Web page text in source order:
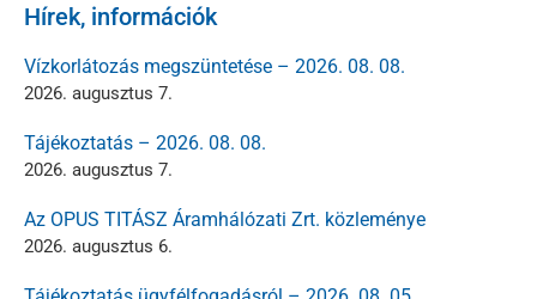
Hírek, információk
Vízkorlátozás megszüntetése – 2026. 08. 08.
2026. augusztus 7.
Tájékoztatás – 2026. 08. 08.
2026. augusztus 7.
Az OPUS TITÁSZ Áramhálózati Zrt. közleménye
2026. augusztus 6.